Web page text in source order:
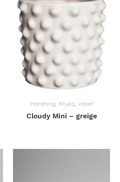
Inredning Kruka Vaser
Cloudy Mini – greige